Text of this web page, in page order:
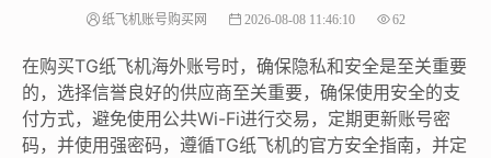
纸飞机账号购买网 2026-08-08 11:46:10 62
在购买TG纸飞机海外账号时，确保隐私和安全是至关重要
的，选择信誉良好的供应商至关重要，确保使用安全的支
付方式，避免使用公共Wi-Fi进行交易，定期更新账号密
码，并使用强密码，遵循TG纸飞机的官方安全指南，并定